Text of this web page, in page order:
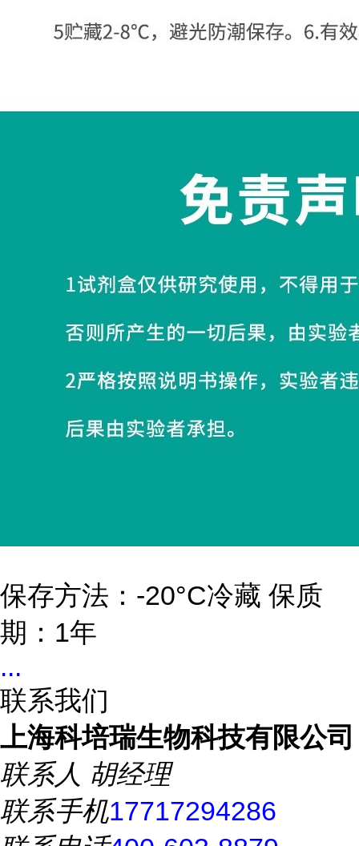
保存方法：-20°C冷藏 保质
期：1年
...
联系我们
上海科培瑞生物科技有限公司
联系人 胡经理
联系手机17717294286